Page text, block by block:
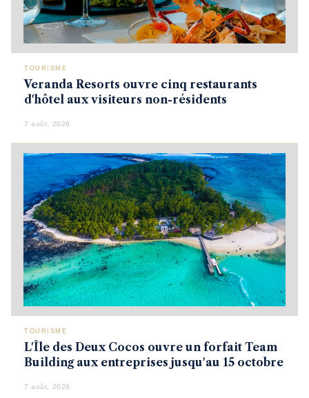
TOURISME
Veranda Resorts ouvre cinq restaurants
d'hôtel aux visiteurs non-résidents
7 août, 2026
TOURISME
L'Île des Deux Cocos ouvre un forfait Team
Building aux entreprises jusqu'au 15 octobre
7 août, 2026